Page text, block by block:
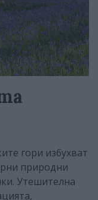
гори избухват
природни
Утешителна